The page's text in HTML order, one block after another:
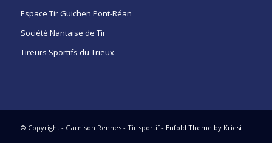
Espace Tir Guichen Pont-Réan
Société Nantaise de Tir
Tireurs Sportifs du Trieux
© Copyright - Garnison Rennes - Tir sportif - Enfold Theme by Kriesi